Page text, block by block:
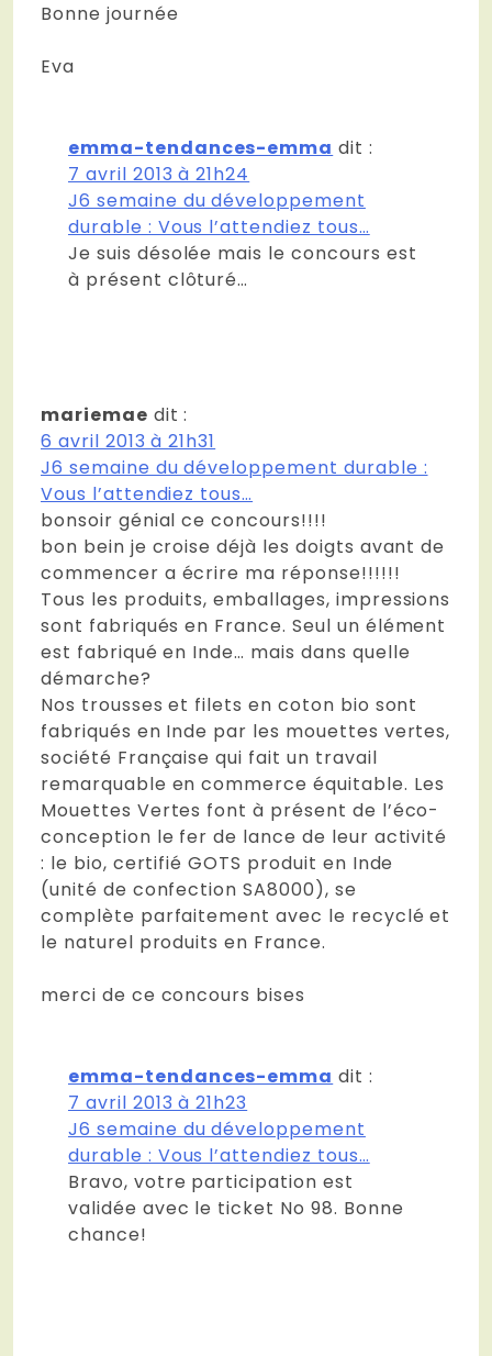
Bonne journée
Eva
emma-tendances-emma dit :
7 avril 2013 à 21h24
J6 semaine du développement
durable : Vous l’attendiez tous…
Je suis désolée mais le concours est
à présent clôturé…
mariemae dit :
6 avril 2013 à 21h31
J6 semaine du développement durable :
Vous l’attendiez tous…
bonsoir génial ce concours!!!!
bon bein je croise déjà les doigts avant de
commencer a écrire ma réponse!!!!!!
Tous les produits, emballages, impressions
sont fabriqués en France. Seul un élément
est fabriqué en Inde… mais dans quelle
démarche?
Nos trousses et filets en coton bio sont
fabriqués en Inde par les mouettes vertes,
société Française qui fait un travail
remarquable en commerce équitable. Les
Mouettes Vertes font à présent de l’éco-
conception le fer de lance de leur activité
: le bio, certifié GOTS produit en Inde
(unité de confection SA8000), se
complète parfaitement avec le recyclé et
le naturel produits en France.
merci de ce concours bises
emma-tendances-emma dit :
7 avril 2013 à 21h23
J6 semaine du développement
durable : Vous l’attendiez tous…
Bravo, votre participation est
validée avec le ticket No 98. Bonne
chance!